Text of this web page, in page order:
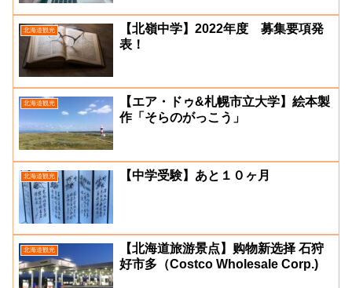
北海道観光
【北嶺中学】2022年度 募集要項発
表！
北海道観光
【エア・ドゥ&札幌市立大学】絵本製
作「そらのがっこう」
北海道観光 【中学受験】あと１０ヶ月
北海道観光
【北海道旅游景点】购物新选择 石狩
好市多（Costco Wholesale Corp.)